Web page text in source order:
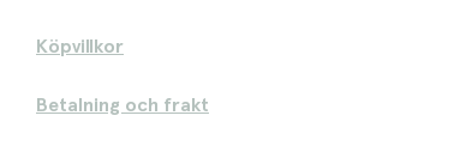
Köpvillkor
Betalning och frakt